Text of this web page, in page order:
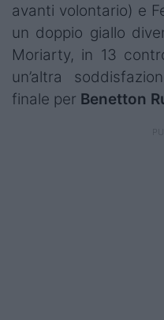
avanti volontario) e
un doppio giallo
Moriarty, in 13
un’altra
finale per Benetton